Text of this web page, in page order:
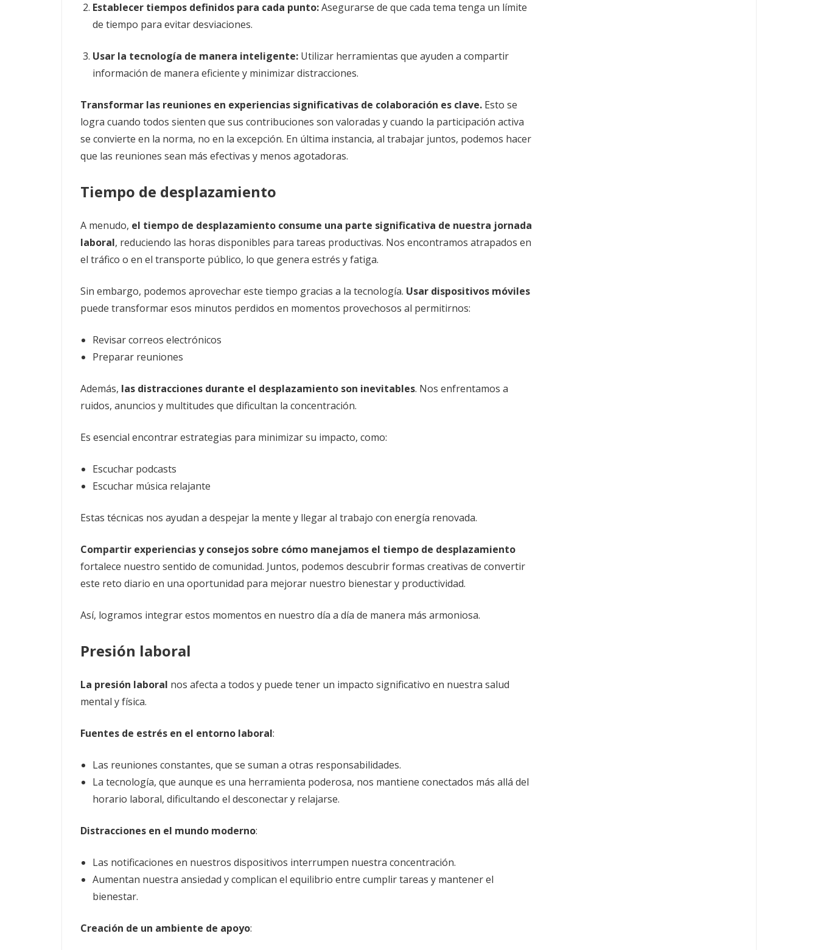
Establecer tiempos definidos para cada punto:Asegurarse de que cada tema tenga un límite
de tiempo para evitar desviaciones.
Usar la tecnología de manera inteligente: Utilizar herramientas que ayuden a compartir
información de manera eficiente y minimizar distracciones.
Transformar las reuniones en experiencias significativas de colaboración es clave. Esto se
logra cuando todos sienten que sus contribuciones son valoradas y cuando la participación activa
se convierte en la norma, no en la excepción. En última instancia, al trabajar juntos, podemos hacer
que las reuniones sean más efectivas y menos agotadoras.
Tiempo de desplazamiento
A menudo, el tiempo de desplazamiento consume una parte significativa de nuestra jornada
laboral, reduciendo las horas disponibles para tareas productivas. Nos encontramos atrapados en
el tráfico o en el transporte público, lo que genera estrés y fatiga.
Sin embargo, podemos aprovechar este tiempo gracias a la tecnología. Usar dispositivos móviles
puede transformar esos minutos perdidos en momentos provechosos al permitirnos:
Revisar correos electrónicos
Preparar reuniones
Además, las distracciones durante el desplazamiento son inevitables. Nos enfrentamos a
ruidos, anuncios y multitudes que dificultan la concentración.
Es esencial encontrar estrategias para minimizar su impacto, como:
Escuchar podcasts
Escuchar música relajante
Estas técnicas nos ayudan a despejar la mente y llegar al trabajo con energía renovada.
Compartir experiencias y consejos sobre cómo manejamos el tiempo de desplazamiento
fortalece nuestro sentido de comunidad. Juntos, podemos descubrir formas creativas de convertir
este reto diario en una oportunidad para mejorar nuestro bienestar y productividad.
Así, logramos integrar estos momentos en nuestro día a día de manera más armoniosa.
Presión laboral
La presión laboral nos afecta a todos y puede tener un impacto significativo en nuestra salud
mental y física.
Fuentes de estrés en el entorno laboral:
Las reuniones constantes, que se suman a otras responsabilidades.
La tecnología, que aunque es una herramienta poderosa, nos mantiene conectados más allá del
horario laboral, dificultando el desconectar y relajarse.
Distracciones en el mundo moderno:
Las notificaciones en nuestros dispositivos interrumpen nuestra concentración.
Aumentan nuestra ansiedad y complican el equilibrio entre cumplir tareas y mantener el
bienestar.
Creación de un ambiente de apoyo: